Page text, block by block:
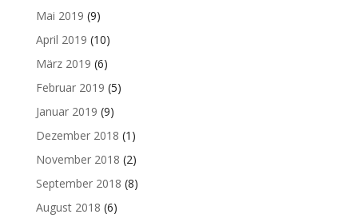
Mai 2019 (9)
April 2019 (10)
März 2019 (6)
Februar 2019 (5)
Januar 2019 (9)
Dezember 2018 (1)
November 2018 (2)
September 2018 (8)
August 2018 (6)